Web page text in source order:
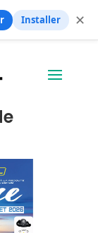
Installer ✕